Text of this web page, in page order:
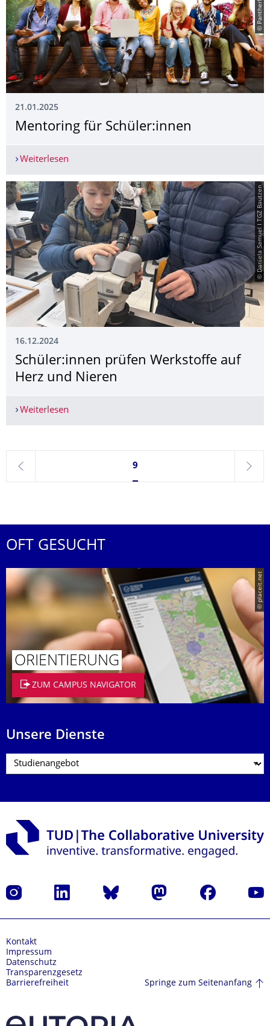
21.01.2025
Mentoring für Schüler:innen
Weiterlesen
© Daniela Samuel I TGZ Bautzen
16.12.2024
Schüler:innen prüfen Werkstoffe auf
Herz und Nieren
Weiterlesen
zurück
Seite 9, aktuell ausgewählt
9
weiter
OFT GESUCHT
© placeit.net
ORIENTIERUNG
ZUM CAMPUS NAVIGATOR
Unsere Dienste
Instagram LinkedIn Bluesky Mastodon Facebook
Kontakt
Impressum
Datenschutz
Transparenzgesetz
Barrierefreiheit
Springe zum Seitenanfang